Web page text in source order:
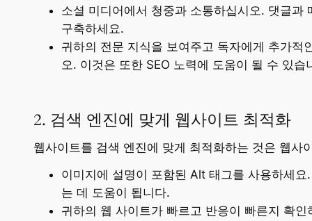
소셜 미디어에서 청중과 소통하십시오. 댓글
구축하세요.
귀하의 전문 지식을 보여주고 독자에게 추가
오. 이것은 또한 SEO 노력에 도움이 될 수 있습
2. 검색 엔진에 맞게 웹사이트 최적화
웹사이트를 검색 엔진에 맞게 최적화하는 것은 웹
이미지에 설명이 포함된 Alt 태그를 사용하세
는 데 도움이 됩니다.
귀하의 웹 사이트가 빠르고 반응이 빠른지 확